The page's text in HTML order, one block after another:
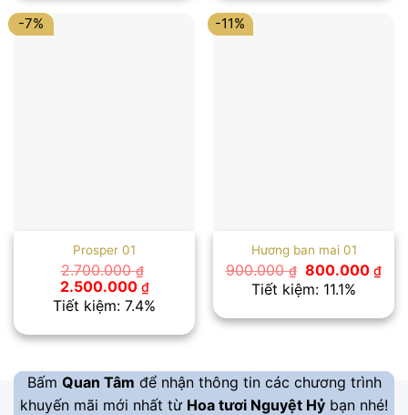
-7%
Prosper 01
2.700.000₫
Giá
gốc
là:
2.500.000 ₫Giá
hiện
tại
2.500.000 ₫.
Tiết kiệm: 7.4%
-11%
Hương ban mai 01
900.000₫ Giá
gốc
là:
800.000₫Giá
là:
Tiết kiệm: 11.1%
Bấm Quan Tâm để nhận thông tin các chương trình
khuyến mãi mới nhất từ Hoa tươi Nguyệt Hỷ bạn nhé!